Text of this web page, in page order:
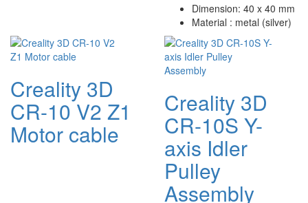
Dimension: 40 x 40 mm
Material : metal (silver)
Creality 3D
CR-10 V2 Z1
Motor cable
Creality 3D
CR-10S Y-
axis Idler
Pulley
Assembly